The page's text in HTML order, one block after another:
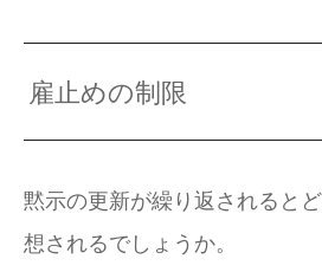
雇止めの制限
黙示の更新が繰り返されると
想されるでしょうか。